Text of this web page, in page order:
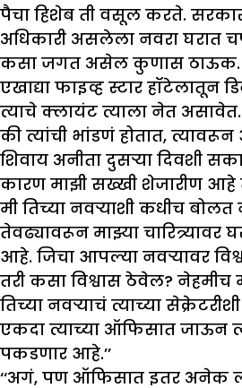
पैचा हिशेब ती वसूल करते.
अधिकारी असलेला नवरा घरात
कसा जगत असेल कुणास ठाऊक.
एखाद्या फाइव्ह स्टार हॉटेलातून
त्याचे क्लायंट त्याला नेत
की त्यांची भांडणं होतात,
शिवाय अनीता दुसऱ्या दिवशी
कारण माझी सख्खी शेजारीण आहे
मी तिच्या नवऱ्याशी कधीच बोलत
तेवढ्यावरून माझ्या चारित्र्यावर
आहे. जिचा आपल्या नवऱ्यावर
तरी कसा विश्वास ठेवेल?
तिच्या नवऱ्याचं त्याच्या
एकदा त्याच्या ऑफिसात जाऊन
पकडणार आहे.’’
‘‘अगं, पण ऑफिसात इतर अनेक